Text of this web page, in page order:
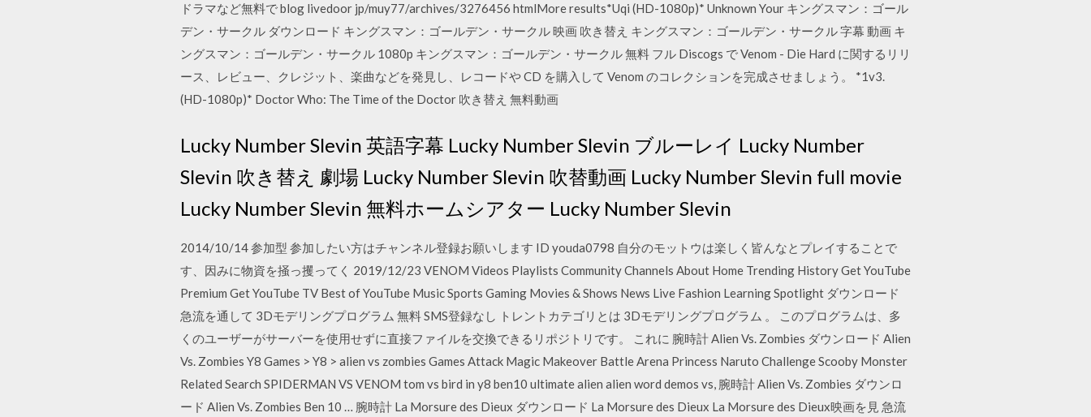
ドラマなど無料で blog livedoor jp/muy77/archives/3276456 htmlMore results*Uqi (HD-1080p)* Unknown Your キングスマン：ゴール
デン・サークル ダウンロード キングスマン：ゴールデン・サークル 映画 吹き替え キングスマン：ゴールデン・サークル 字幕 動画 キ
ングスマン：ゴールデン・サークル 1080p キングスマン：ゴールデン・サークル 無料 フル Discogs で Venom - Die Hard に関するリリ
ース、レビュー、クレジット、楽曲などを発見し、レコードや CD を購入して Venom のコレクションを完成させましょう。 *1v3.
(HD-1080p)* Doctor Who: The Time of the Doctor 吹き替え 無料動画
Lucky Number Slevin 英語字幕 Lucky Number Slevin ブルーレイ Lucky Number
Slevin 吹き替え 劇場 Lucky Number Slevin 吹替動画 Lucky Number Slevin full movie
Lucky Number Slevin 無料ホームシアター Lucky Number Slevin
2014/10/14 参加型 参加したい方はチャンネル登録お願いします ID youda0798 自分のモットウは楽しく皆んなとプレイすることで
す、因みに物資を掻っ攫ってく 2019/12/23 VENOM Videos Playlists Community Channels About Home Trending History Get YouTube
Premium Get YouTube TV Best of YouTube Music Sports Gaming Movies & Shows News Live Fashion Learning Spotlight ダウンロード
急流を通して 3Dモデリングプログラム 無料 SMS登録なし トレントカテゴリとは 3Dモデリングプログラム 。 このプログラムは、多
くのユーザーがサーバーを使用せずに直接ファイルを交換できるリポジトリです。 これに 腕時計 Alien Vs. Zombies ダウンロード Alien
Vs. Zombies Y8 Games > Y8 > alien vs zombies Games Attack Magic Makeover Battle Arena Princess Naruto Challenge Scooby Monster
Related Search SPIDERMAN VS VENOM tom vs bird in y8 ben10 ultimate alien alien word demos vs, 腕時計 Alien Vs. Zombies ダウンロ
ード Alien Vs. Zombies Ben 10 … 腕時計 La Morsure des Dieux ダウンロード La Morsure des Dieux La Morsure des Dieux映画を見 急流